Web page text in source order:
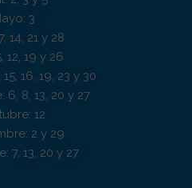
3
14, 21 y 28
12, 19 y 26
16, 19, 23 y 30
6, 8, 13, 20 y 27
12
2 y 29
7, 13, 20 y 27